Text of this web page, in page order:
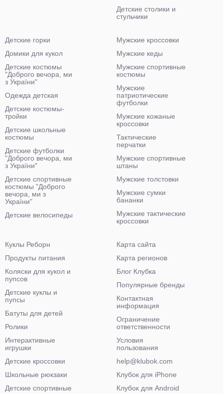
Детские столики и
стульчики
Детские горки
Домики для кукол
Детские костюмы
"Доброго вечора, ми
з України"
Одежда детская
Детские костюмы-
тройки
Детские школьные
костюмы
Детские футболки
"Доброго вечора, ми
з України"
Детские спортивные
костюмы "Доброго
вечора, ми з
України"
Детские велосипеды
Мужские кроссовки
Мужские кеды
Мужские спортивные
костюмы
Мужские
патриотические
футболки
Мужские кожаные
кроссовки
Тактические
перчатки
Мужские спортивные
штаны
Мужские толстовки
Мужские сумки
бананки
Мужские тактические
кроссовки
Куклы Реборн
Продукты питания
Коляски для кукол и
пупсов
Детские куклы и
пупсы
Батуты для детей
Ролики
Интерактивные
игрушки
Детские кроссовки
Школьные рюкзаки
Детские спортивные
Карта сайта
Карта регионов
Блог Клубка
Популярные бренды
Контактная
информация
Ограничение
ответственности
Условия
пользования
help@klubok.com
Клубок для iPhone
Клубок для Android